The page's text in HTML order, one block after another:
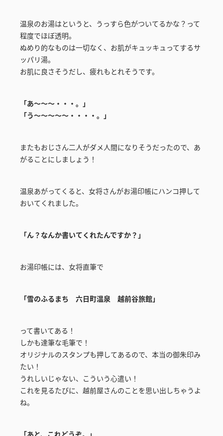
温泉のお湯はというと、うっすら色がついてるかな？って
程度でほぼ透明。
ぬめり的なものは一切なく、お肌がキュッキュってするサ
ッパリ湯。
お肌に良さそうだし、疲れもとれそうです。
「あ～～～・・・。」
「う～～～～～・・・・。」
またもおじさん二人がダメ人間になりそうだったので、あ
がることにしましょう！
温泉あがってくると、女将さんがお湯印帳にハンコ押して
おいてくれました。
「ん？なんか書いてくれたんですか？」
お湯印帳には、女将直筆で
「雪のふるまち 六日町温泉 越前谷旅館」
って書いてある！
しかも達筆な毛筆で！
オリジナルのスタンプも押してあるので、本当の御朱印み
たい！
うれしいじゃない、こういう心遣い！
これを見るたびに、越前屋さんのことを思い出しちゃうよ
ね。
「あと、これどうぞ。」